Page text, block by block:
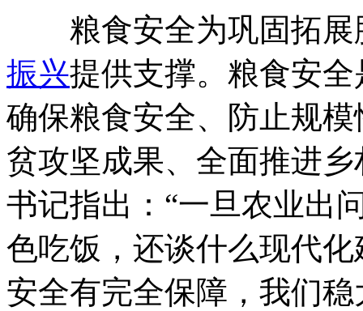
粮食安全为巩固拓展
振兴提供支撑。粮食安
确保粮食安全、防止规
贫攻坚成果、全面推进
书记指出：“一旦农业出
色吃饭，还谈什么现代
安全有完全保障，我们